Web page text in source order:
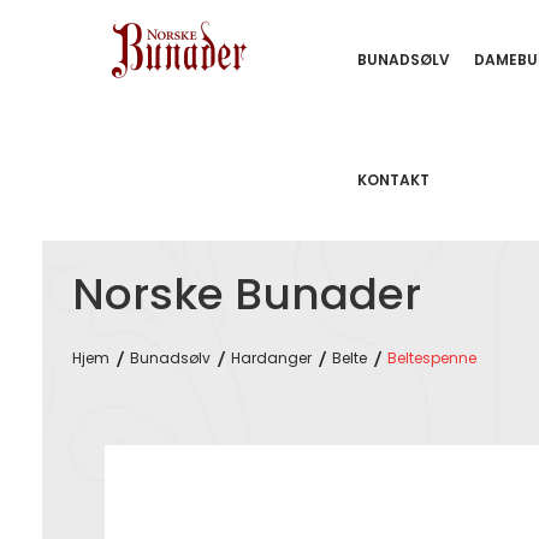
BUNADSØLV
KONTAKT
Norske Bunader
Hjem Bunadsølv Hardanger Belte Beltespenne